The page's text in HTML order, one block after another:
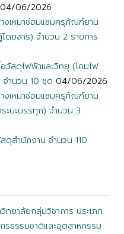
04/06/2026
งเหมาซ่อมแซมครุภัณฑ์ยาน
ดยสาร) จำนวน 2 รายการ
วัสดุไฟฟ้าและวิทยุ (โคมไฟ
ำนวน 10 ชุด 04/06/2026
งเหมาซ่อมแซมครุภัณฑ์ยาน
ะบะบรรทุก) จำนวน 3
ดุสำนักงาน จำนวน 110
ยาลัยกลุ่มวิชาการ ประเภท
ธรรมชาติและอุตสาหกรรม